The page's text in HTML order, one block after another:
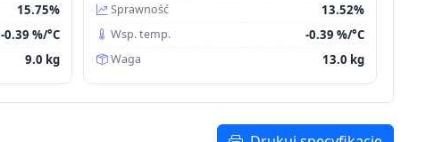
15.75%
-0.39 %/°C
9.0 kg
Sprawność
13.52%
Wsp. temp. -0.39 %/°C
Waga 13.0 kg